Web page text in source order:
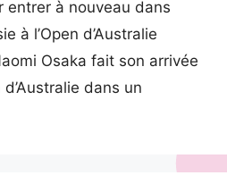
entrer à nouveau dans
à l’Open d’Australie
Osaka fait son arrivée
dans un